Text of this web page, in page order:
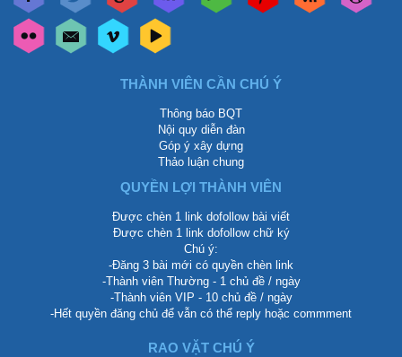
THÀNH VIÊN CẦN CHÚ Ý
Thông báo BQT
Nội quy diễn đàn
Góp ý xây dựng
Thảo luận chung
QUYỀN LỢI THÀNH VIÊN
Được chèn 1 link dofollow bài viết
Được chèn 1 link dofollow chữ ký
Chú ý:
-Đăng 3 bài mới có quyền chèn link
-Thành viên Thường - 1 chủ đề / ngày
-Thành viên VIP - 10 chủ đề / ngày
-Hết quyền đăng chủ để vẫn có thể reply hoặc commment
RAO VẶT CHÚ Ý